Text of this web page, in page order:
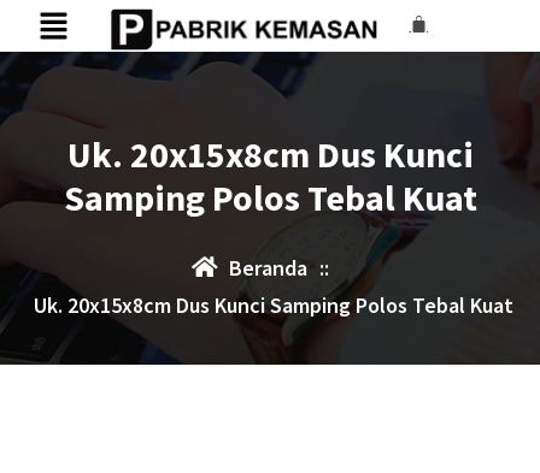
Uk. 20x15x8cm Dus Kunci
Samping Polos Tebal Kuat
Beranda ::
Uk. 20x15x8cm Dus Kunci Samping Polos Tebal Kuat